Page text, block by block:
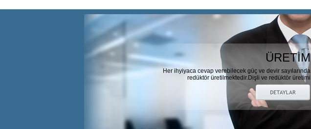
ÜRETİM
Her ihyiyaca cevap verebilecek güç ve devir sayılarında
redüktör üretilmektedir.Dişli ve redüktör üretimi